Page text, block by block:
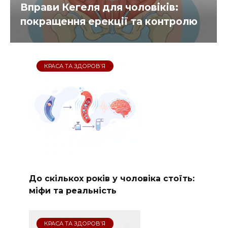
Вправи Кегеля для чоловіків:
покращення ерекції та контролю
КРАСА ТА ЗДОРОВ’Я
До скількох років у чоловіка стоїть:
міфи та реальність
КРАСА ТА ЗДОРОВ’Я